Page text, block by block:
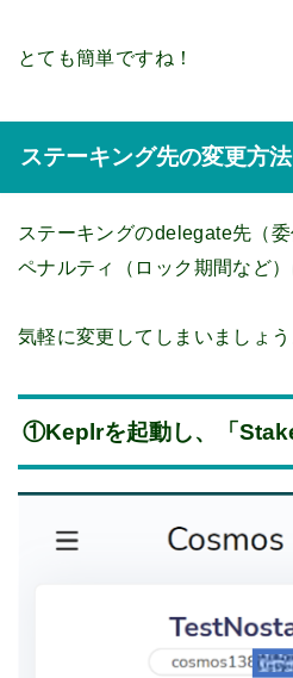
とても簡単ですね！
ステーキング先の変更方法
ステーキングのdelegate先（
ペナルティ（ロック期間など）
気軽に変更してしまいましょう
①Keplrを起動し、「